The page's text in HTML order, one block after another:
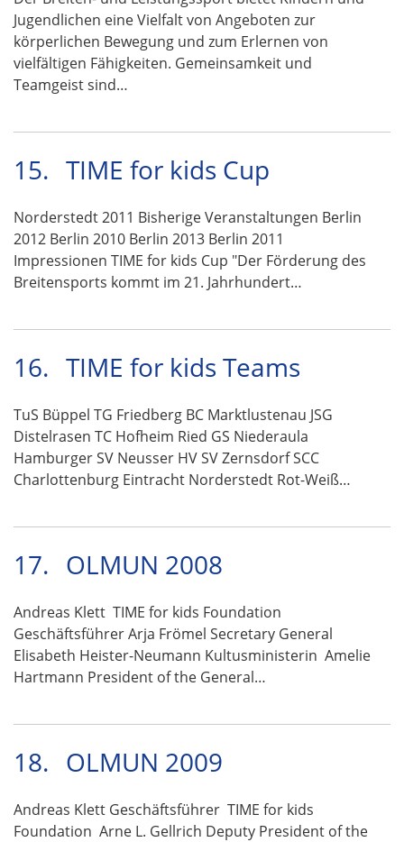
Jugendlichen eine Vielfalt von Angeboten zur
körperlichen Bewegung und zum Erlernen von
vielfältigen Fähigkeiten. Gemeinsamkeit und
Teamgeist sind…
15. TIME for kids Cup
Norderstedt 2011 Bisherige Veranstaltungen Berlin
2012 Berlin 2010 Berlin 2013 Berlin 2011
Impressionen TIME for kids Cup "Der Förderung des
Breitensports kommt im 21. Jahrhundert…
16. TIME for kids Teams
TuS Büppel TG Friedberg BC Marktlustenau JSG
Distelrasen TC Hofheim Ried GS Niederaula
Hamburger SV Neusser HV SV Zernsdorf SCC
Charlottenburg Eintracht Norderstedt Rot-Weiß…
17. OLMUN 2008
Andreas Klett TIME for kids Foundation
Geschäftsführer Arja Frömel Secretary General
Elisabeth Heister-Neumann Kultusministerin Amelie
Hartmann President of the General…
18. OLMUN 2009
Andreas Klett Geschäftsführer TIME for kids
Foundation Arne L. Gellrich Deputy President of the